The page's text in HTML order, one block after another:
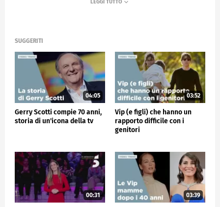
VERISSIMO
SUGGERITI
04:05
Gerry Scotti compie 70 anni,
storia di un'icona della tv
03:52
Vip (e figli) che hanno un
rapporto difficile con i
genitori
00:31 03:39